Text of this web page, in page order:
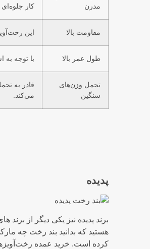
مدرن
کار
مقاومت بالا این
طول عمر بالا با توجه
تحمل وزن‌های
سنگین
قادر به
می‌کند.
پدیده
برند پدیده نیز یکی دیگر از
هستید که بدانید بند رخت چه
کرده است. خرید عمده